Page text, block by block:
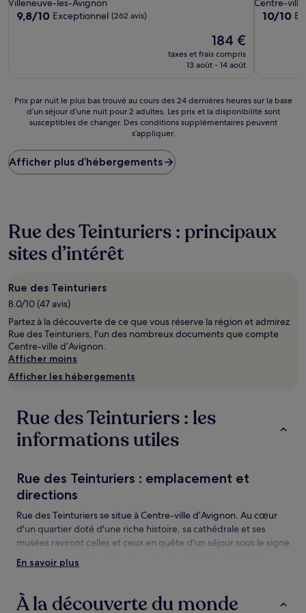
9.8
9,8/10 Exceptionnel (262 avis)
Le
nouveau
prix
184 €
184 €
taxes et frais compris
13 août - 14 août
10.0
10/10
Prix
plus
bas
trouvé
24 dernières
heures
sur
la
d’un
séjour
d’une
nuit
pour
2 adultes.
Les
prix
et
disponibilité
sont
susceptibles
de
conditions
supplémentaires
s’appliquer.
Prix par nuit le plus bas trouvé au cours des 24 dernières heures sur la base
d’un séjour d’une nuit pour 2 adultes. Les prix et la disponibilité sont
susceptibles de changer. Des conditions supplémentaires peuvent
s’appliquer.
Afficher plus d’hébergements
Rue des Teinturiers : principaux
sites d’intérêt
Rue des Teinturiers
8.0/10 (47 avis)
Partez à la découverte de ce que vous réserve la région et admirez
Rue des Teinturiers, l'un des nombreux documents que compte
Centre-ville d’Avignon.
Afficher moins
Afficher les hébergements
Rue des Teinturiers : les
informations utiles
Rue des Teinturiers : emplacement et
directions
Rue des Teinturiers se situe à Centre-ville d’Avignon. Au cœur
d'un quartier doté d'une riche histoire, sa cathédrale et ses
musées raviront celles et ceux en quête d'un séjour sous le signe
environs, Rue de la République et Festival d'Avignon sont deux
Rue des Teinturiers : les choses à voir et
En savoir plus
À la découverte du monde